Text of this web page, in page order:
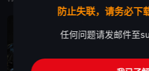
防止失联，请务必下
任何问题请发邮件至